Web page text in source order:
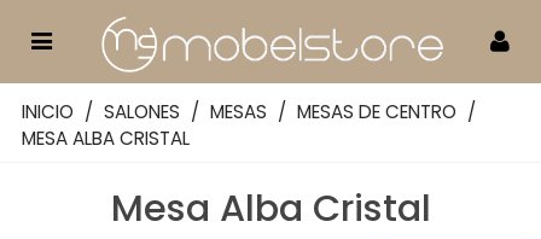
INICIO / SALONES / MESAS / MESAS DE CENTRO /
MESA ALBA CRISTAL
Mesa Alba Cristal